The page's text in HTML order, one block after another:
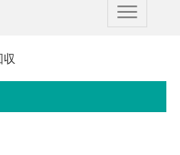
Toggle
収